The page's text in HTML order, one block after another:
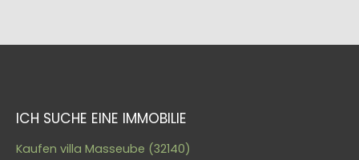
ICH SUCHE EINE IMMOBILIE
Kaufen villa Masseube (32140)